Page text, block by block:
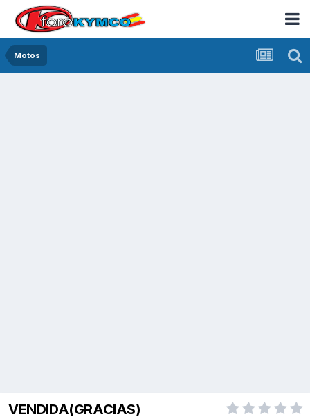
Motos
VENDIDA(GRACIAS)